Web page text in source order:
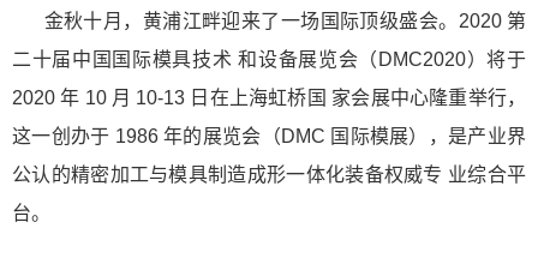
金秋十月，黄浦江畔迎来了一场国际顶级盛会。2020 第
二十届中国国际模具技术 和设备展览会（DMC2020）将于
2020 年 10 月 10-13 日在上海虹桥国 家会展中心隆重举行，
这一创办于 1986 年的展览会（DMC 国际模展），是产业界
公认的精密加工与模具制造成形一体化装备权威专 业综合平
台。